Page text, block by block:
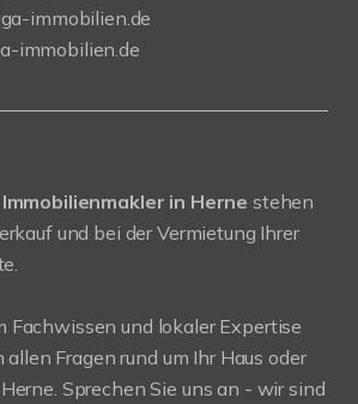
immobilien.de
immobilien.de
Immobilienmakler in Herne stehen
und bei der Vermietung Ihrer
Fachwissen und lokaler Expertise
Fragen rund um Ihr Haus oder
Sprechen Sie uns an - wir sind